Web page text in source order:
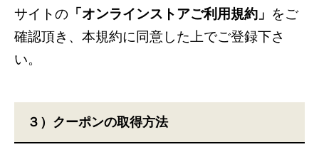
サイトの 「オンラインストアご利用規約」 をご
確認頂き、本規約に同意した上でご登録下さ
い。
３）クーポンの取得方法